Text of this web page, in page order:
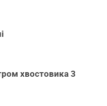
хвостовика 3